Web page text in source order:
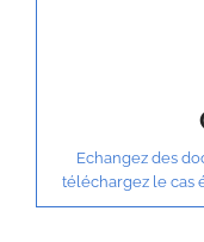
Echangez des
téléchargez le cas